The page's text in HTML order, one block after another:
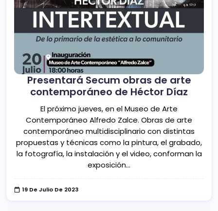
Presentará Secum obras de arte
contemporáneo de Héctor Díaz
El próximo jueves, en el Museo de Arte
Contemporáneo Alfredo Zalce. Obras de arte
contemporáneo multidisciplinario con distintas
propuestas y técnicas como la pintura, el grabado,
la fotografía, la instalación y el video, conforman la
exposición…
19 De Julio De 2023